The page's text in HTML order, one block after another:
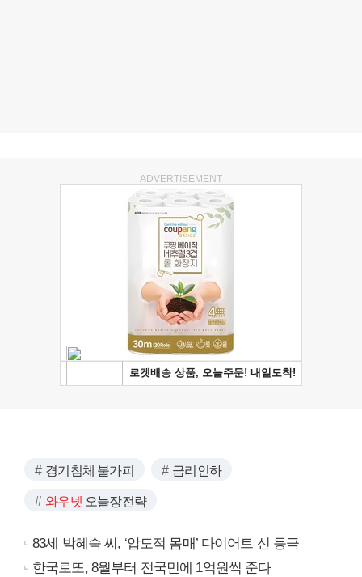
ADVERTISEMENT
경기침체 불가피 금리인하
와우넷 오늘장전략
83세 박혜숙 씨, ‘압도적 몸매’ 다이어트 신 등극
한국로또, 8월부터 전국민에 1억원씩 준다